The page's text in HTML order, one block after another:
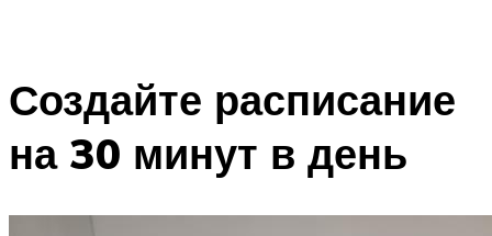
Создайте расписание
на 30 минут в день